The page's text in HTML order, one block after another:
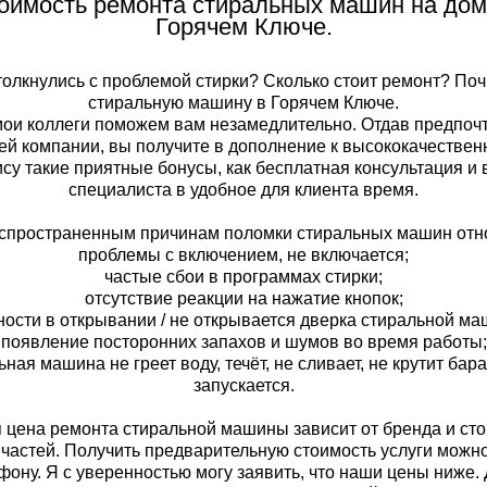
Горячем Ключе.
с проблемой стирки? Сколько стоит ремонт?
стиральную машину в Горячем Ключе.
коллеги поможем вам незамедлительно. Отдав
компании, вы получите в дополнение к
такие приятные бонусы, как бесплатная консультация и
специалиста в удобное для клиента время.
причинам поломки стиральных машин
проблемы с включением, не включается;
частые сбои в программах стирки;
отсутствие реакции на нажатие кнопок;
в открывании / не открывается дверка стиральной
появление посторонних запахов и шумов во время работы;
машина не греет воду, течёт, не сливает, не крутит
запускается.
цена ремонта стиральной машины зависит от бренда и
Получить предварительную стоимость услуги
Я с уверенностью могу заявить, что наши цены ниже.